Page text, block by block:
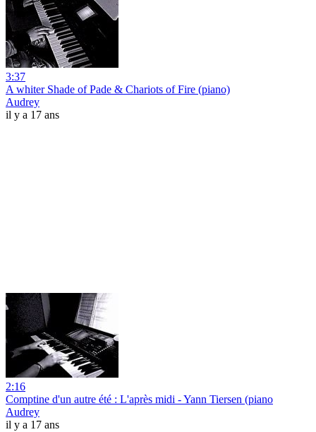
3:37
A whiter Shade of Pade & Chariots of Fire (piano)
Audrey
il y a 17 ans
2:16
Comptine d'un autre été : L'après midi - Yann Tiersen (piano
Audrey
il y a 17 ans